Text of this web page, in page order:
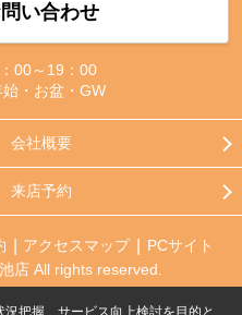
い合わせ
00～19：00
・お盆・GW
会社概要
来店予約
アクセスマップ
PCサイト
店 All rights reserved.
把握、サービス向上検討を目的と